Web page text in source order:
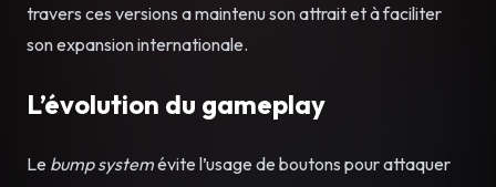
travers ces versions a maintenu son attrait et à faciliter
son expansion internationale.
L’évolution du gameplay
Le bump systemévite l’usage de boutons pour attaquer